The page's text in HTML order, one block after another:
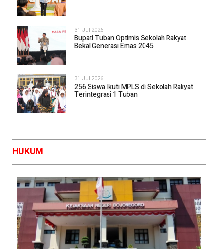
31 Jul 2026
Bupati Tuban Optimis Sekolah Rakyat
Bekal Generasi Emas 2045
31 Jul 2026
256 Siswa Ikuti MPLS di Sekolah Rakyat
Terintegrasi 1 Tuban
HUKUM